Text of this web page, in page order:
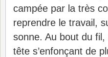
campée par la très
reprendre le travail,
sonne. Au bout du
tête s’enfonçant de